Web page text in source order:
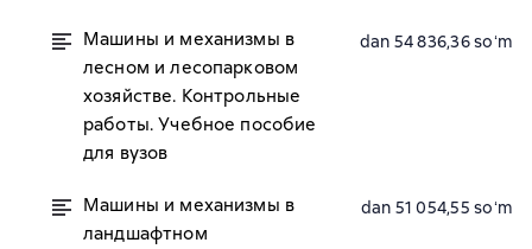
Машины и механизмы в
лесном и лесопарковом
хозяйстве. Контрольные
работы. Учебное пособие
для вузов
dan 54 836,36 soʻm
Машины и механизмы в
ландшафтном
dan 51 054,55 soʻm